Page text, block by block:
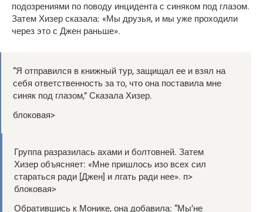
подозрениями по поводу инцидента с синяком под глазом.
Затем Хизер сказала: «Мы друзья, и мы уже проходили
через это с Джен раньше».
“Я отправился в книжный тур, защищал ее и взял на
себя ответственность за то, что она поставила мне
синяк под глазом,” Сказала Хизер.
блоковая>
Группа разразилась ахами и болтовней. Затем
Хизер объясняет: «Мне пришлось изо всех сил
стараться ради [Джен] и лгать ради нее». п>
блоковая>
Обратившись к Монике, она добавила: “Мы’не